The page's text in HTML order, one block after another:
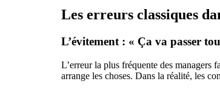
Les erreurs classiques
L’évitement : « Ça va passer
L’erreur la plus fréquente des managers
arrange les choses. Dans la réalité, les